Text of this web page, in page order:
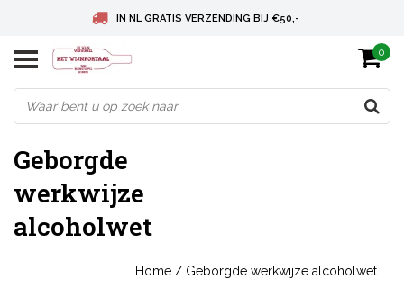
IN NL GRATIS VERZENDING BIJ €50,-
BELGIE GRATIS VERZENDING BIJ € 75
DEUTSCHLAND VERSANDKOSTENFREI AB € 75
0
Geborgde
werkwijze
alcoholwet
Home / Geborgde werkwijze alcoholwet